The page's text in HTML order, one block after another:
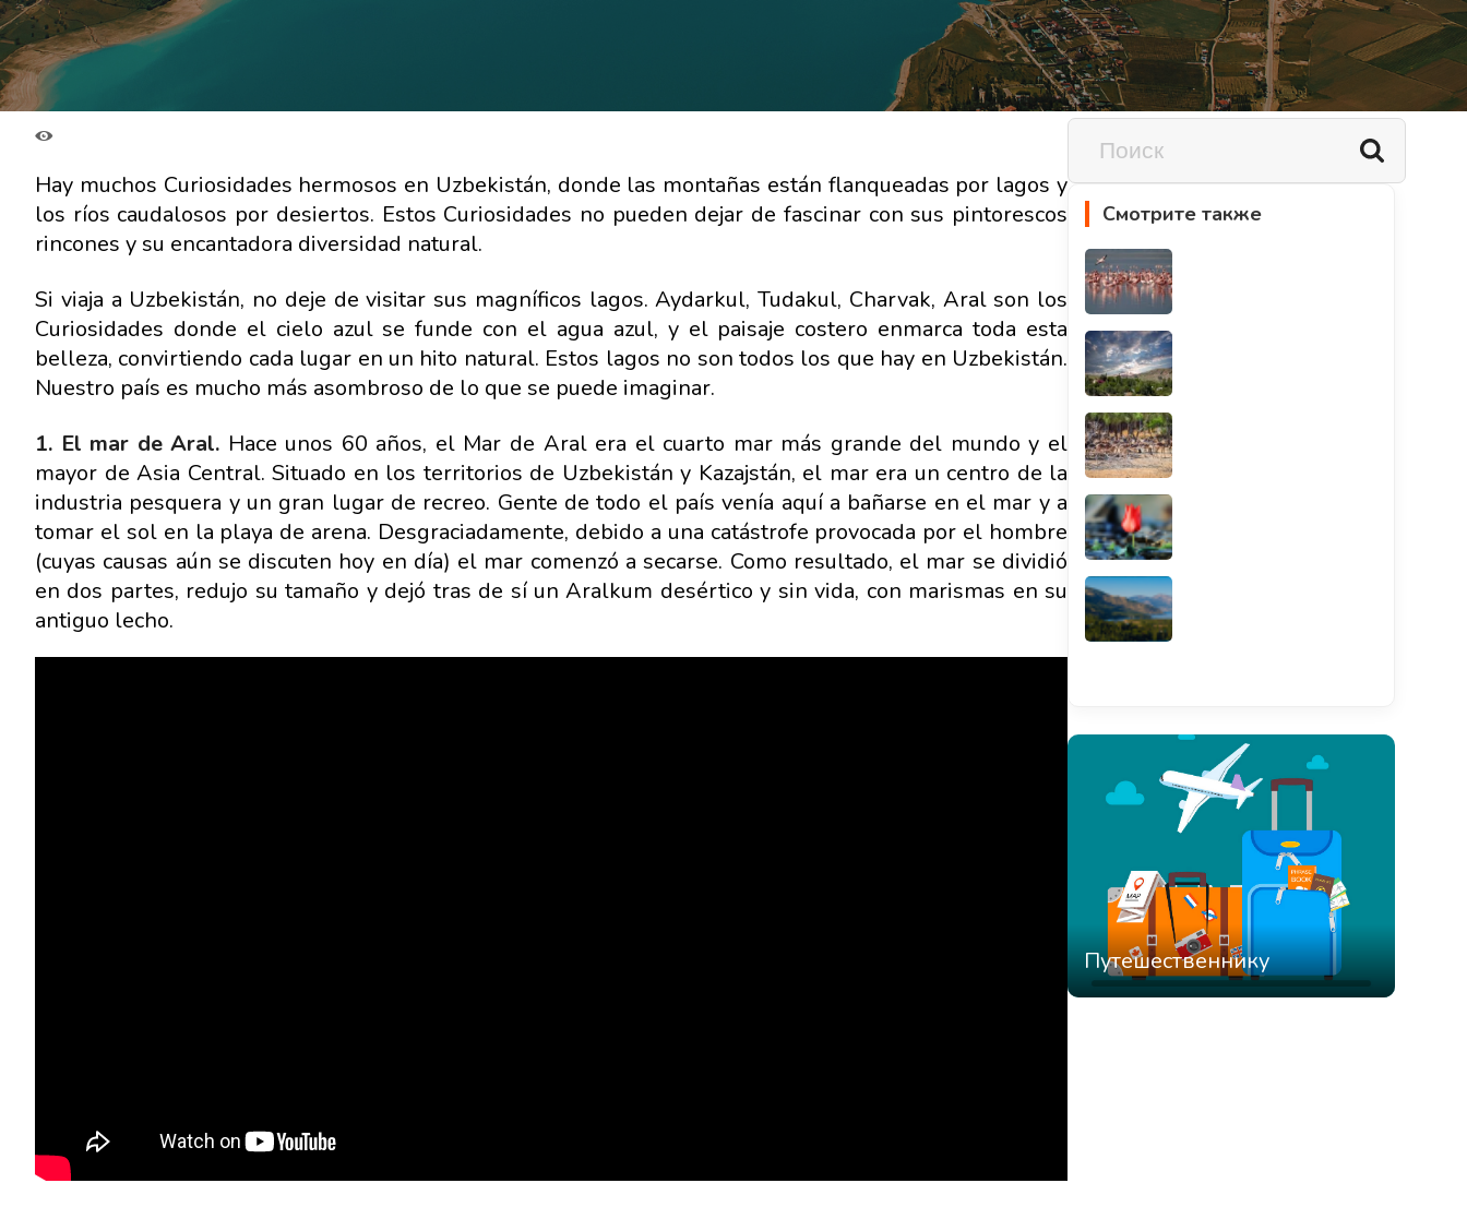
Hay muchos Curiosidades hermosos en Uzbekistán, donde las montañas están flanqueadas por lagos y
los ríos caudalosos por desiertos. Estos Curiosidades no pueden dejar de fascinar con sus pintorescos
rincones y su encantadora diversidad natural.
Si viaja a Uzbekistán, no deje de visitar sus magníficos lagos. Aydarkul, Tudakul, Charvak, Aral son los
Curiosidades donde el cielo azul se funde con el agua azul, y el paisaje costero enmarca toda esta
belleza, convirtiendo cada lugar en un hito natural. Estos lagos no son todos los que hay en Uzbekistán.
Nuestro país es mucho más asombroso de lo que se puede imaginar.
1. El mar de Aral. Hace unos 60 años, el Mar de Aral era el cuarto mar más grande del mundo y el
mayor de Asia Central. Situado en los territorios de Uzbekistán y Kazajstán, el mar era un centro de la
industria pesquera y un gran lugar de recreo. Gente de todo el país venía aquí a bañarse en el mar y a
tomar el sol en la playa de arena. Desgraciadamente, debido a una catástrofe provocada por el hombre
(cuyas causas aún se discuten hoy en día) el mar comenzó a secarse. Como resultado, el mar se dividió
en dos partes, redujo su tamaño y dejó tras de sí un Aralkum desértico y sin vida, con marismas en su
antiguo lecho.
Смотрите также
Путешественнику